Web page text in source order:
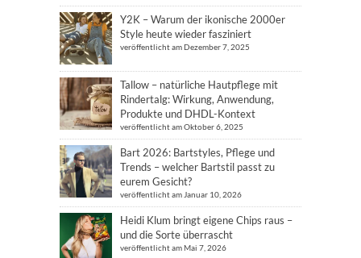
Y2K – Warum der ikonische 2000er
Style heute wieder fasziniert
veröffentlicht am Dezember 7, 2025
Tallow – natürliche Hautpflege mit
Rindertalg: Wirkung, Anwendung,
Produkte und DHDL-Kontext
veröffentlicht am Oktober 6, 2025
Bart 2026: Bartstyles, Pflege und
Trends – welcher Bartstil passt zu
eurem Gesicht?
veröffentlicht am Januar 10, 2026
Heidi Klum bringt eigene Chips raus –
und die Sorte überrascht
veröffentlicht am Mai 7, 2026